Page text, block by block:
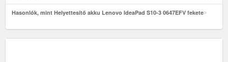
Hasonlók, mint Helyettesítő akku Lenovo IdeaPad S10-3 0647EFV fekete